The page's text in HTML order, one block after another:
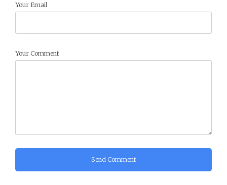
Your Email
Your Comment
Send Comment